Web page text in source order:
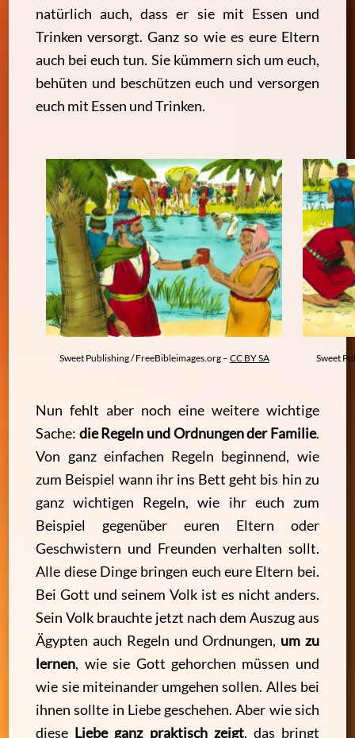
natürlich auch, dass er sie mit Essen und
Trinken versorgt. Ganz so wie es eure Eltern
auch bei euch tun. Sie kümmern sich um euch,
behüten und beschützen euch und versorgen
euch mit Essen und Trinken.
Sweet Publishing / FreeBibleimages.org – CC BY SA Sweet
Nun fehlt aber noch eine weitere wichtige
Sache: die Regeln und Ordnungen der Familie.
Von ganz einfachen Regeln beginnend, wie
zum Beispiel wann ihr ins Bett geht bis hin zu
ganz wichtigen Regeln, wie ihr euch zum
Beispiel gegenüber euren Eltern oder
Geschwistern und Freunden verhalten sollt.
Alle diese Dinge bringen euch eure Eltern bei.
Bei Gott und seinem Volk ist es nicht anders.
Sein Volk brauchte jetzt nach dem Auszug aus
Ägypten auch Regeln und Ordnungen, um zu
lernen, wie sie Gott gehorchen müssen und
wie sie miteinander umgehen sollen. Alles bei
ihnen sollte in Liebe geschehen. Aber wie sich
diese Liebe ganz praktisch zeigt, das bringt